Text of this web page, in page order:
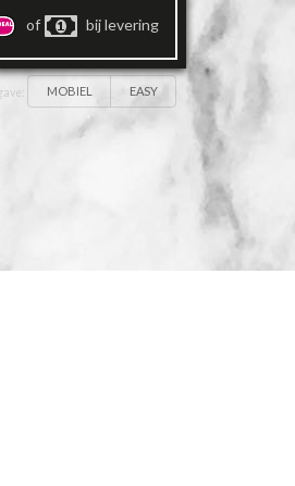
of bij levering
MOBIEL EASY